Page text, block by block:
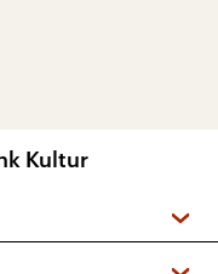
Kultur